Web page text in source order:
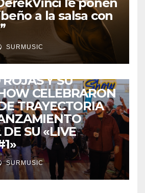
le ponen
a la salsa con
SURMUSIC
Y SU
CELEBRARON
TRAYECTORIA
SU «LIVE
SURMUSIC